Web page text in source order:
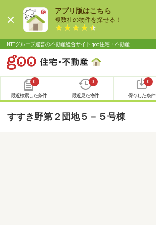
アプリ版はこちら
複数社の物件を探せる！
NTTグループ運営の不動産総合サイト goo住宅・不動産
0
最近検索した条件
0
最近見た物件
0
保存した条件
すすき野第２団地５－５号棟